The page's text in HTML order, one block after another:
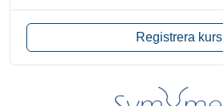
Registrera kurs